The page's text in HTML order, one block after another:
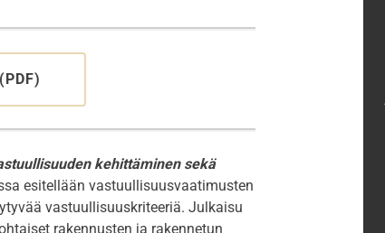
kehittäminen sekä
esitellään vastuullisuusvaatimusten
vastuullisuuskriteeriä. Julkaisu
rakennusten ja rakennetun